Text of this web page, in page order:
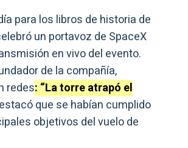
para los libros de historia de
un portavoz de SpaceX
en vivo del evento.
de la compañía,
redes: “La torre atrapó el
que se habían cumplido
objetivos del vuelo de